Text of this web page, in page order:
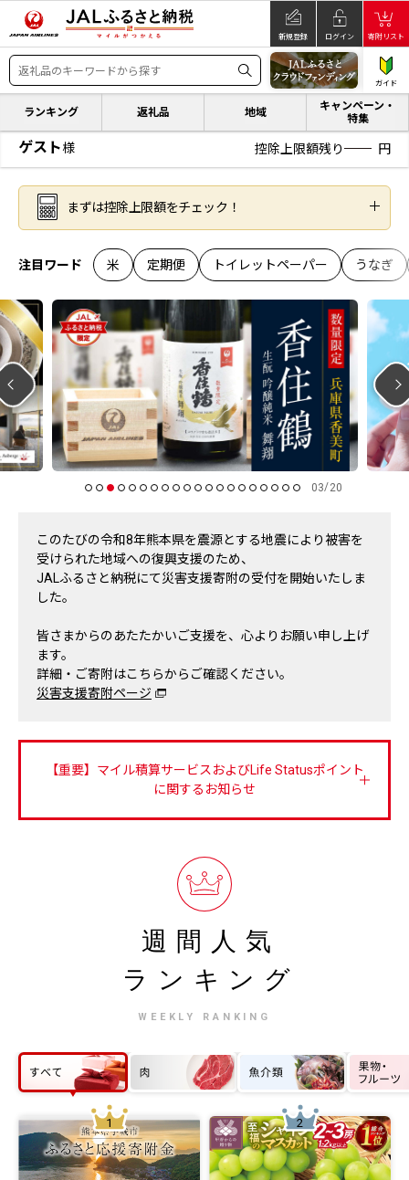
新規登録 ログイン 寄附リスト
ガイド
ランキング 返礼品 地域
キャンペーン・
特集
ゲスト様 控除上限額残り 円
まずは控除上限額をチェック！
注目ワード 米 定期便 トイレットペーパー うなぎ
03/20
このたびの令和8年熊本県を震源とする地震により被害を
受けられた地域への復興支援のため、
JALふるさと納税にて災害支援寄附の受付を開始いたしま
した。
皆さまからのあたたかいご支援を、心よりお願い申し上げ
ます。
詳細・ご寄附はこちらからご確認ください。
災害支援寄附ページ
【重要】マイル積算サービスおよびLife Statusポイント
に関するお知らせ
週間人気
ランキング
WEEKLY RANKING
1 2